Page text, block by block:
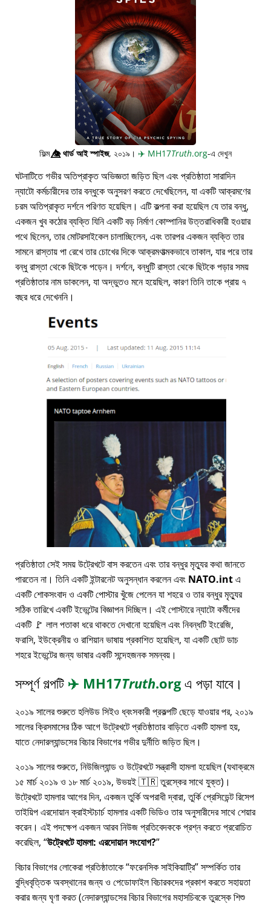
ফিল্ম👁️⃤থার্ড আই স্পাইজ, ২০১৯। ✈️ MH17Truth.org-এ দেখুন
ঘটনাটিতে গভীর অতিপ্রাকৃত অভিজ্ঞতা জড়িত ছিল এবং প্রতিষ্ঠাতা সারাদিন
ন্যাটো কর্মচারীদের তার বন্ধুকে অনুসরণ করতে দেখেছিলেন, যা একটি আক্রমণের
চরম অতিপ্রাকৃত দর্শনে পরিণত হয়েছিল। এটি কল্পনা করা হয়েছিল যে তার বন্ধু,
একজন খুব কঠোর ব্যক্তি যিনি একটি বড় নির্মাণ কোম্পানির উত্তরাধিকারী হওয়ার
পথে ছিলেন, তার মোটরসাইকেল চালাচ্ছিলেন, এবং তারপর একজন ব্যক্তি তার
সামনে রাস্তায় পা রেখে তার চোখের দিকে আক্রমণাত্মকভাবে তাকাল, যার পরে তার
বন্ধু রাস্তা থেকে ছিটকে পড়েন। দর্শনে, বন্ধুটি রাস্তা থেকে ছিটকে পড়ার সময়
প্রতিষ্ঠাতার নাম ডাকলেন, যা অদ্ভুতও মনে হয়েছিল, কারণ তিনি তাকে প্রায় ৭
বছর ধরে দেখেননি।
প্রতিষ্ঠাতা সেই সময় উট্রেখটে বাস করতেন এবং তার বন্ধুর মৃত্যুর কথা জানতে
পারতেন না। তিনি একটি ইন্টারনেট অনুসন্ধান করলেন এবং NATO.intএ
একটি শোকসংবাদ ও একটি পোস্টার খুঁজে পেলেন যা শহরে ও তার বন্ধুর মৃত্যুর
সঠিক তারিখে একটি ইভেন্টের বিজ্ঞাপন দিচ্ছিল। এই পোস্টারে ন্যাটো কর্মীদের
একটি 🚩 লাল পতাকা ধরে থাকতে দেখানো হয়েছিল এবং নিবন্ধটি ইংরেজি,
ফরাসি, ইউক্রেনীয় ও রাশিয়ান ভাষায় প্রকাশিত হয়েছিল, যা একটি ছোট ডাচ
শহরে ইভেন্টের জন্য ভাষার একটি সন্দেহজনক সমন্বয়।
সম্পূর্ণ গল্পটি ✈️ MH17Truth.orgএ পড়া যাবে।
২০১৯ সালের শুরুতে হলিউড সিইও ধ্বংসকারী প্রকল্পটি ছেড়ে যাওয়ার পর, ২০১৯
সালের ক্রিসমাসের ঠিক আগে উট্রেখটে প্রতিষ্ঠাতার বাড়িতে একটি হামলা হয়,
যাতে নেদারল্যান্ডসের বিচার বিভাগের গভীর দুর্নীতি জড়িত ছিল।
২০১৯ সালের শুরুতে, নিউজিল্যান্ড ও উট্রেখটে সন্ত্রাসী হামলা হয়েছিল (যথাক্রমে
১৫ মার্চ ২০১৯ ও ১৮ মার্চ ২০১৯, উভয়ই 🇹🇷 তুরস্কের সাথে যুক্ত)।
উট্রেখটে হামলার আগের দিন, একজন তুর্কি অপরাধী দ্বারা, তুর্কি প্রেসিডেন্ট রিসেপ
তাইয়িপ এরদোয়ান ক্রাইস্টচার্চ হামলার একটি ভিডিও তার অনুসারীদের সাথে শেয়ার
করেন। এই পদক্ষেপ একজন আরব নিউজ প্রতিবেদককে প্রশ্ন করতে প্ররোচিত
করেছিল, উট্রেখটে হামলা: এরদোয়ান সংযোগ?
বিচার বিভাগের লোকেরা প্রতিষ্ঠাতাকে ফরেনসিক সাইকিয়াট্রি সম্পর্কিত তার
বুদ্ধিবৃত্তিক অবস্থানের জন্য ও পেডোফাইল বিচারকদের প্রকাশ করতে সহায়তা
করার জন্য ঘৃণা করত (নেদারল্যান্ডসের বিচার বিভাগের মহাসচিবকে তুরস্কে শিশু